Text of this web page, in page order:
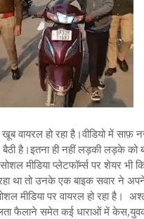
वायरल हो रहा है ।वीडियो में
है।इतना ही नहीं लड़की लड़के को
मीडिया प्लेटफॉर्म्स पर शेयर भी
था तो उनके एक बाइक सवार ने अपने
मीडिया पर वायरल हो रहा है ।
फैलाने समेत कई धाराओं में